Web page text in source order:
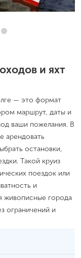
и яхт
— это формат
маршрут, даты и
ваши пожелания. В
арендовать
остановки,
Такой круиз
поездок или
и
живописные города
ограничений и